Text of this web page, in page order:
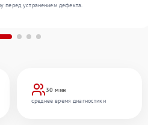
30 мин
среднее время диагностики
перед устранением дефекта.